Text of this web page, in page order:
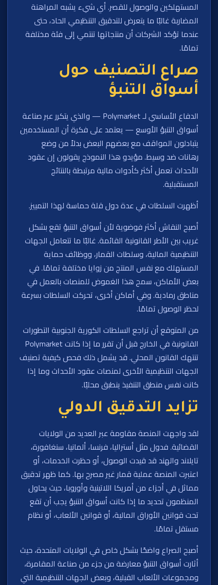
المستهلكين والوصول للقصر. أي شيء يشبه المراهنة
المضاربة غالبًا ما يتعرض للتدقيق التنظيمي الحاد، حتى
عندما تؤكد الشركات أن منتجاتها تنتمي إلى فئة مختلفة
تمامًا.
صراع التصنيف حول
أسواق التنبؤ
الدفاع الأساسي لـ Polymarket — والذي يتكرر عبر صناعة
أسواق التنبؤ الأوسع — يعتمد على فكرة أن المستخدمين
يتبادلون المواقف مع بعضهم البعض بدلاً من وضع
رهانات ضد وسيط. مؤيدو هذا النموذج يقولون إن عقود
الأحداث تعمل أكثر كأدوات مالية مرتبطة بالنتائج
المستقبلية.
أظهرت السلطات في عدة دول قلة حماسة لهذا التمييز.
أصبح النقاش أكثر فوضوية لأن أسواق التنبؤ تقع بشكل
غريب بين الأطر القانونية القائمة. غالبًا ما تتعامل الجهات
التنظيمية المالية، وسلطات القمار، ووظائف حماية
المستهلك مع نفس المنتج من زوايا مختلفة تمامًا. في
بعض الأماكن، سمح هذا الغموض للمنصات بالعمل في
مناطق رمادية. وفي أماكن أخرى، تحركت السلطات بسرعة
لحظر الوصول تمامًا.
من المتوقع أن تراجع السلطات الكورية الجنوبية التطورات
القانونية في الخارج قبل أن تقرر ما إذا كانت Polymarket
تنتهك القانون المحلي. قد يشمل ذلك فحص كيفية تصنيف
الجهات التنظيمية الأخرى لمنصات عقود الأحداث وما إذا
كانت نفس منطق التنفيذ ينطبق محليًا.
تزايد التدقيق الدولي
لقد واجهت المنصة مقاومة عبر العديد من الولايات
القضائية. فدول مثل أستراليا، فرنسا، ألمانيا، سنغافورة،
تايلاند والهند قد قيدت الوصول، أو حظرت الخدمات، أو
اعتبرت المنصة عملية قمار غير مصرح بها. كما ظهر تدقيق
مماثل في أجزاء من أمريكا اللاتينية وأوروبا، حيث يحاول
المنظمون تحديد ما إذا كانت أسواق التنبؤ يجب أن تقع
تحت قوانين الأوراق المالية، أو قوانين الألعاب، أو نظام
مستقل تمامًا.
أصبح الصراع واضحًا بشكل خاص في الولايات المتحدة، حيث
أثارت أسواق التنبؤ معارضة من جزء من صناعة المقامرة،
ومجموعات الألعاب القبلية، وبعض الجهات التنظيمية التي